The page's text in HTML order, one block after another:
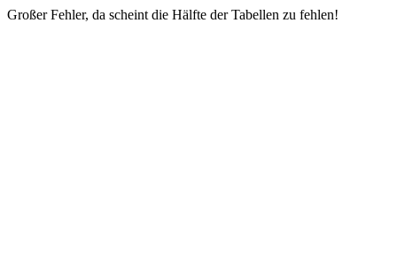
Großer Fehler, da scheint die Hälfte der Tabellen zu fehlen!